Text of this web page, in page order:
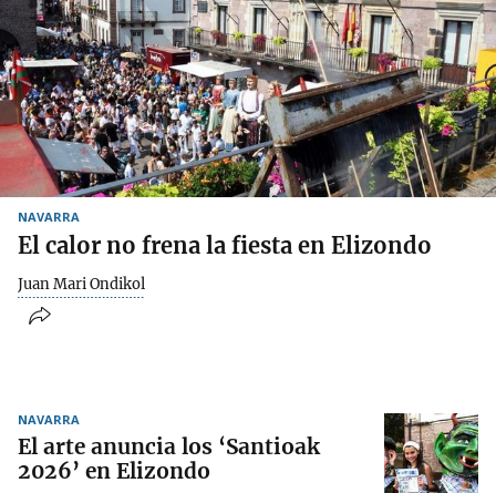
NAVARRA
El calor no frena la fiesta en Elizondo
Juan Mari Ondikol
NAVARRA
El arte anuncia los ‘Santioak
2026’ en Elizondo